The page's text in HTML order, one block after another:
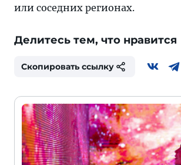
или соседних регионах.
Делитесь тем, что нравится
Скопировать ссылку